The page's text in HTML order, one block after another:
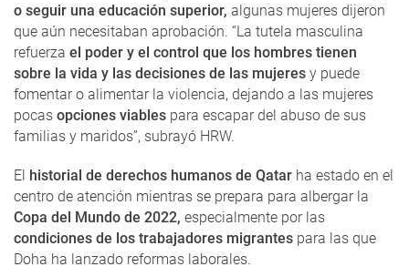
o seguir una educación superior, algunas mujeres dijeron
que aún necesitaban aprobación. “La tutela masculina
refuerza el poder y el control que los hombres tienen
sobre la vida y las decisiones de las mujeres y puede
fomentar o alimentar la violencia, dejando a las mujeres
pocas opciones viables para escapar del abuso de sus
familias y maridos”, subrayó HRW.
El historial de derechos humanos de Qatar ha estado en el
centro de atención mientras se prepara para albergar la
Copa del Mundo de 2022, especialmente por las
condiciones de los trabajadores migrantes para las que
Doha ha lanzado reformas laborales.